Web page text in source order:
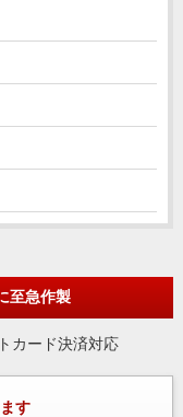
至急作製
カード決済対応
す